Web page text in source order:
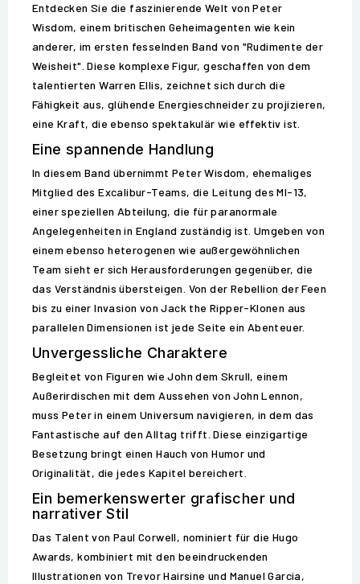
Entdecken Sie die faszinierende Welt von Peter
Wisdom, einem britischen Geheimagenten wie kein
anderer, im ersten fesselnden Band von "Rudimente der
Weisheit". Diese komplexe Figur, geschaffen von dem
talentierten Warren Ellis, zeichnet sich durch die
Fähigkeit aus, glühende Energieschneider zu projizieren,
eine Kraft, die ebenso spektakulär wie effektiv ist.
Eine spannende Handlung
In diesem Band übernimmt Peter Wisdom, ehemaliges
Mitglied des Excalibur-Teams, die Leitung des MI-13,
einer speziellen Abteilung, die für paranormale
Angelegenheiten in England zuständig ist. Umgeben von
einem ebenso heterogenen wie außergewöhnlichen
Team sieht er sich Herausforderungen gegenüber, die
das Verständnis übersteigen. Von der Rebellion der Feen
bis zu einer Invasion von Jack the Ripper-Klonen aus
parallelen Dimensionen ist jede Seite ein Abenteuer.
Unvergessliche Charaktere
Begleitet von Figuren wie John dem Skrull, einem
Außerirdischen mit dem Aussehen von John Lennon,
muss Peter in einem Universum navigieren, in dem das
Fantastische auf den Alltag trifft. Diese einzigartige
Besetzung bringt einen Hauch von Humor und
Originalität, die jedes Kapitel bereichert.
Ein bemerkenswerter grafischer und
narrativer Stil
Das Talent von Paul Corwell, nominiert für die Hugo
Awards, kombiniert mit den beeindruckenden
Illustrationen von Trevor Hairsine und Manuel Garcia,